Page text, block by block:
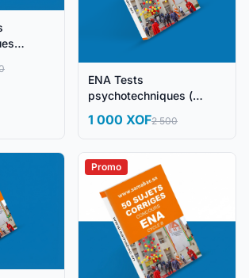
ENA Tests
psychotechniques (
1 000 XOF2 500
Promo